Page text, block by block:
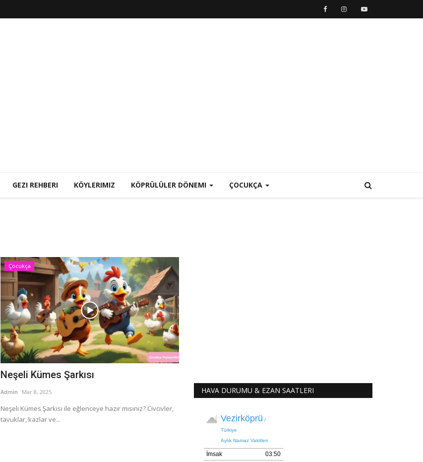
GEZI REHBERI KÖYLERIMIZ KÖPRÜLÜLER DÖNEMI ÇOCUKÇA
Çocukça
Neşeli Kümes Şarkısı
Admin Mar 8, 2025
Neşeli Kümes Şarkısı ile eğlenceye hazır mısınız? Civcivler,
tavuklar, kazlar ve...
HAVA DURUMU & EZAN SAATLERI